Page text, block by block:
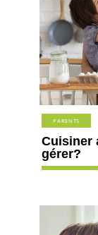
PARENTS
Cuisiner
gérer?